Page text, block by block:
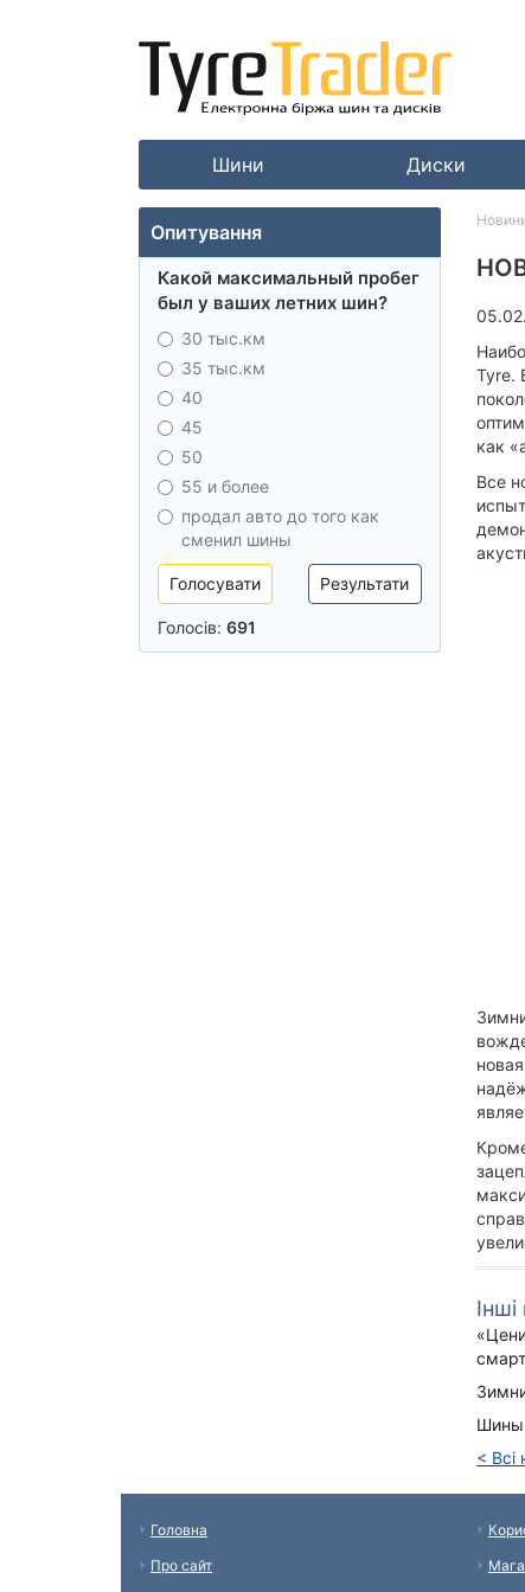
Шини Диски
Tyre.
как
Все
Шины
< Всі
Опитування
Какой максимальный пробег
был у ваших летних шин?
30 тыс.км
35 тыс.км
40
45
50
55 и более
продал авто до того как
сменил шины
Голосувати Результати
Голосів: 691
Головна
Про сайт